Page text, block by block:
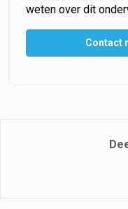
weten over dit
Contact